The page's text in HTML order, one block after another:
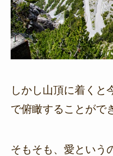
しかし山頂に着くと
で俯瞰することがで
そもそも、愛という